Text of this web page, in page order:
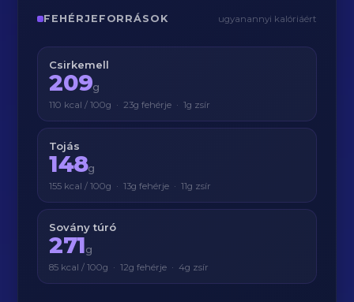
FEHÉRJEFORRÁSOK ugyanannyi kalóriáért
Csirkemell
209g
110 kcal / 100g · 23g fehérje · 1g zsír
Tojás
148g
155 kcal / 100g · 13g fehérje · 11g zsír
Sovány túró
271g
85 kcal / 100g · 12g fehérje · 4g zsír